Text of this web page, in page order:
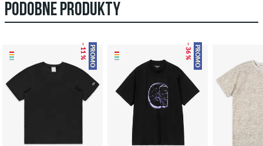
PODOBNE PRODUKTY
PROMO
– 11 % PROMO
– 36 %